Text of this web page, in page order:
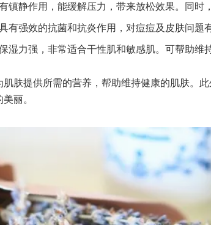
有镇静作用，能缓解压力，带来放松效果。同时
具有强效的抗菌和抗炎作用，对痘痘及皮肤问题
保湿力强，非常适合干性肌和敏感肌。可帮助维
肌肤提供所需的营养，帮助维持健康的肌肤。
丽。